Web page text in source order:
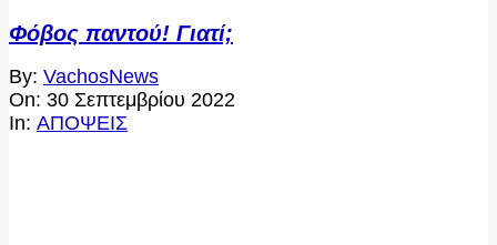
Φόβος παντού! Γιατί;
2022-
09-
30
By: VachosNews
On: 30 Σεπτεμβρίου 2022
In: ΑΠΟΨΕΙΣ